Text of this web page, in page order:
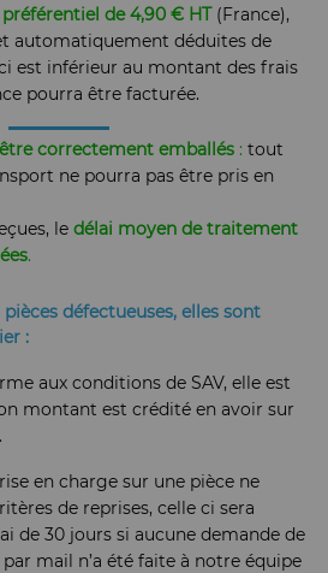
de 4,90 € HT(France),
automatiquement déduites de
est inférieur au montant des frais
pourra être facturée.
correctement emballés : tout
ne pourra pas être pris en
le délai moyen de traitement
.
défectueuses, elles sont
:
aux conditions de SAV, elle est
montant est crédité en avoir sur
en charge sur une pièce ne
de reprises, celle ci sera
de 30 jours si aucune demande de
mail n’a été faite à notre équipe